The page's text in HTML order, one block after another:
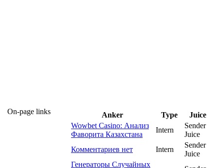
On-page links Anker Type
Juice
Wowbet Casino: Анализ
Фаворита Казахстана
Intern
Sender
Juice
Комментариев нет
Intern
Sender
Juice
Генераторы Случайных